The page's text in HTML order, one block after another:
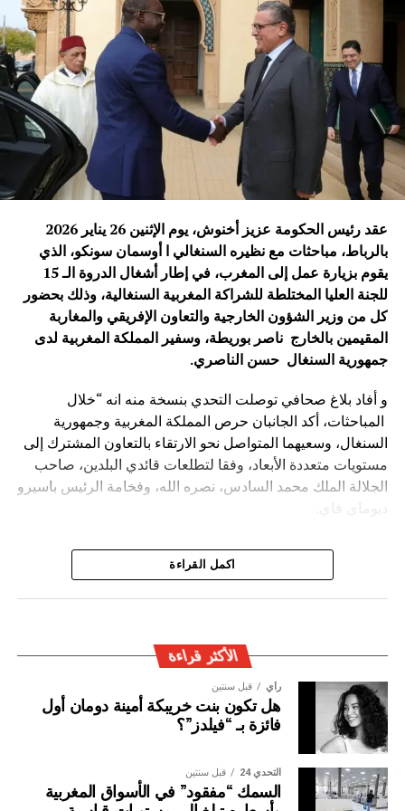
واختُتم اللقاء بالتأكيد على أن سبعين عامًا من العلاقات الصينية
الإفريقية ليست مجرد محطة تاريخية للاحتفال، بل فرصة لتجديد
الالتزام ببناء شراكة أكثر قوة وفعالية، تستجيب لتطلعات
الشعوب الإفريقية والصينية وتساهم في تحقيق التنمية المشتركة
والسلام والاستقرار على المستوى الدولي.
ويأتي هذا اللقاء في وقت تشهد فيه العلاقات الصينية الإفريقية
زخماً متزايداً، مدفوعاً برؤية مشتركة تقوم على التعاون
والتضامن وتحقيق المصالح المتبادلة، بما يعزز مكانة هذه
الشراكة كإحدى أهم العلاقات الدولية في القرن الحادي
والعشرين.
محمد نبيل – بكين
الصورة: منتدى التعاون الصيني-الإفريقي، بكين — المصدر: ويكيميديا كومنز
(رخصة CC BY-SA 4.0).
عقد رئيس الحكومة عزيز أخنوش، يوم الإثنين 26 يناير 2026
بالرباط، مباحثات مع نظيره ‏السنغالي ا أوسمان ‏سونكو، الذي
يقوم بزيارة عمل إلى المغرب، في إطار أشغال الدروة الـ 15
للجنة العليا المختلطة للشراكة المغربية السنغالية، وذلك بحضور
كل من وزير الشؤون الخارجية والتعاون الإفريقي والمغاربة
المقيمين بالخارج ناصر بوريطة، وسفير المملكة المغربية لدى
جمهورية السنغال حسن الناصري.
و أفاد بلاغ صحافي توصلت التحدي بنسخة منه انه “خلال
المباحثات، أكد الجانبان حرص المملكة المغربية وجمهورية
السنغال، وسعيهما المتواصل نحو الارتقاء بالتعاون المشترك إلى
مستويات متعددة الأبعاد، وفقا لتطلعات قائدي البلدين، صاحب
الجلالة الملك محمد السادس، نصره الله، وفخامة الرئيس باسيرو
كما شدد الطرفان يضيف البلاغ ” على أن المغرب والسنغال
سيظلان وفيّين لروح الأخوة والتضامن والاحترام التي كرسها كل
اكمل القراءة
الأكثر قراءة
رأي قبل سنتين
هل تكون بنت خريبكة أمينة دومان أول
فائزة بـ “فيلدز”؟
التحدي 24 قبل سنتين
السمك “مفقود” في الأسواق المغربية